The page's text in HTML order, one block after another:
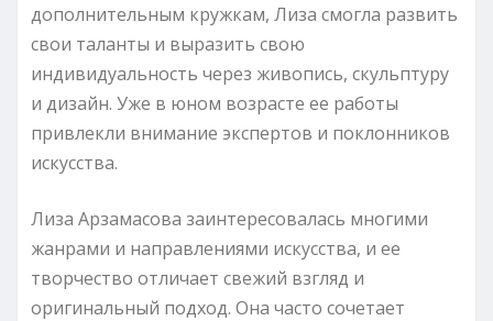
дополнительным кружкам, Лиза смогла развить
свои таланты и выразить свою
индивидуальность через живопись, скульптуру
и дизайн. Уже в юном возрасте ее работы
привлекли внимание экспертов и поклонников
искусства.
Лиза Арзамасова заинтересовалась многими
жанрами и направлениями искусства, и ее
творчество отличает свежий взгляд и
оригинальный подход. Она часто сочетает